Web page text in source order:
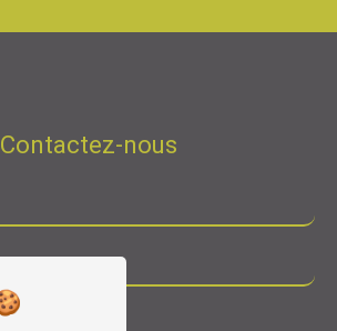
Contactez-nous